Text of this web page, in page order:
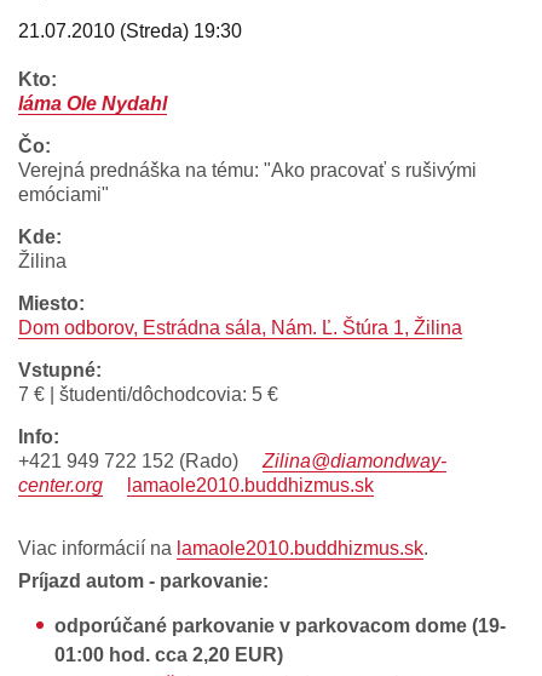
21.07.2010 (Streda) 19:30
kto:
láma Ole Nydahl
čo:
Verejná prednáška na tému: "Ako pracovať s rušivými
emóciami"
kde:
Žilina
miesto:
Dom odborov, Estrádna sála, Nám. Ľ. Štúra 1, Žilina
vstupné:
7 € | študenti/dôchodcovia: 5 €
info:
+421 949 722 152 (Rado)
Zilina@diamondway-
center.org
lamaole2010.buddhizmus.sk
Viac informácií na lamaole2010.buddhizmus.sk.
Príjazd autom - parkovanie:
odporúčané parkovanie v parkovacom dome (19-
01:00 hod. cca 2,20 EUR)